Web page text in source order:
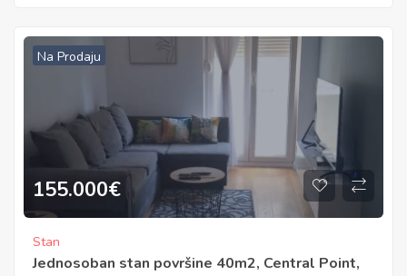
Na Prodaju
155.000€
Stan
Jednosoban stan površine 40m2, Central Point,